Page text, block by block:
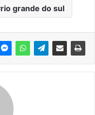
rio grande do sul